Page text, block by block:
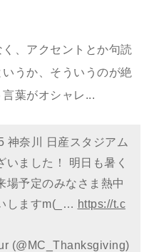
、アクセントとか句読
うか、そういうのが絶
葉がオシャレ...
奈川 日産スタジアム
ました！ 明日も暑く
場予定のみなさま熱中
しますm(_… https://t.c
(@MC_Thanksgiving)